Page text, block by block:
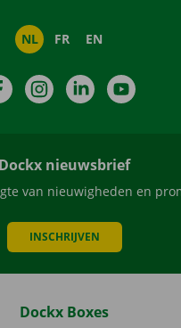
NL FR EN
FacebookInstagramLinkedIn
Dockx nieuwsbrief
van nieuwigheden en
INSCHRIJVEN
Dockx Boxes